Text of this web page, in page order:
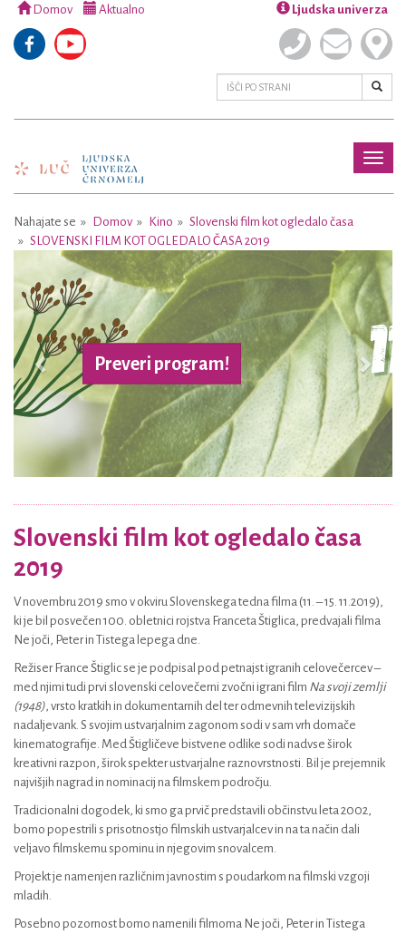
Domov Aktualno Ljudska univerza
Nahajate se Domov Kino
Slovenski film kot ogledalo časa
SLOVENSKI FILM KOT OGLEDALO ČASA 2019
Preveri program!
Previous Next
Slovenski film kot ogledalo časa
2019
V novembru 2019 smo v okviru Slovenskega tedna filma (11. – 15. 11.2019),
ki je bil posvečen 100. obletnici rojstva Franceta Štiglica, predvajali filma
Ne joči, Peter in Tistega lepega dne.
Režiser France Štiglic se je podpisal pod petnajst igranih celovečercev –
med njimi tudi prvi slovenski celovečerni zvočni igrani film Na svoji zemlji
(1948), vrsto kratkih in dokumentarnih del ter odmevnih televizijskih
nadaljevank. S svojim ustvarjalnim zagonom sodi v sam vrh domače
kinematografije. Med Štigličeve bistvene odlike sodi nadvse širok
kreativni razpon, širok spekter ustvarjalne raznovrstnosti. Bil je prejemnik
najvišjih nagrad in nominacij na filmskem področju.
Tradicionalni dogodek, ki smo ga prvič predstavili občinstvu leta 2002,
bomo popestrili s prisotnostjo filmskih ustvarjalcev in na ta način dali
veljavo filmskemu spominu in njegovim snovalcem.
Projekt je namenjen različnim javnostim s poudarkom na filmski vzgoji
mladih.
Posebno pozornost bomo namenili filmoma Ne joči, Peter in Tistega